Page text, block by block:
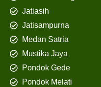
Jatiasih
Jatisampurna
Medan Satria
Mustika Jaya
Pondok Gede
Pondok Melati